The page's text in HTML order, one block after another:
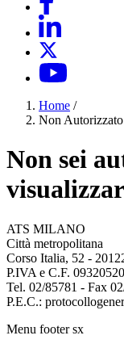
Home /
Non Autorizzato
Non sei
ATS MILANO
Città metropolitana
Corso Italia, 52 -
P.IVA e C.F.
Tel. 02/85781 - Fax
P.E.C.:
Menu footer sx